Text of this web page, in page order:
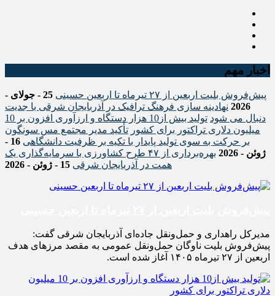
اخبار مهم
پیش‌فروش بلیت اربعین از ۲۷ تیرماه تا اربعین حسینی
25 - جولای -
2026 نهادینه سازی فرهنگ ترافیک در آذربایجان شرقی با جدیت
دنبال می شود
تولید بیش از10 هزار دستگاه و ارزآوری افزون بر 10
میلیون دلاری تراکتور برای کشور تأکید مدیر مجتمع مس سونگون
بر حرکت به سوی تولید پایدار با تکیه بر ظرفیت دانشگاهی
16 -
ژوئن - 2026
بهره‌برداری از ۴۷ طرح کشاورزی با سرمایه‌گذاری یک
همت در آذربایجان شرقی 15 - ژوئن - 2026
مدیرکل راهداری و حمل‌ونقل جاده‌ای آذربایجان شرقی گفت:
پیش‌فروش بلیت ناوگان حمل‌ونقل عمومی به مقصد مرزهای هدف
اربعین از ۲۷ تیرماه ۱۴۰۵ آغاز شده است.